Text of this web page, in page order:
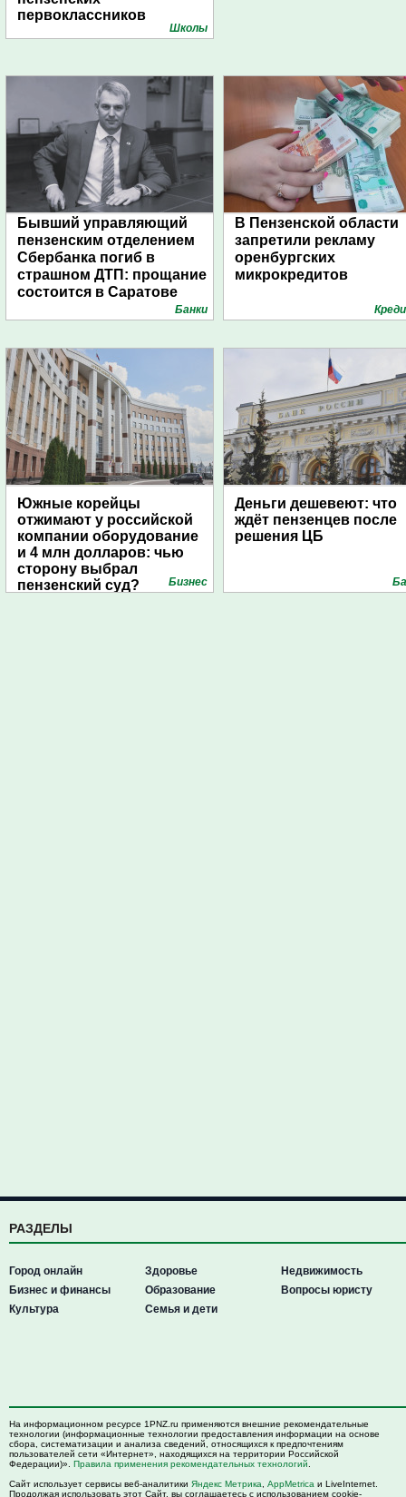
первоклассников
Школы
Бывший управляющий
пензенским отделением
Сбербанка погиб в
страшном ДТП: прощание
состоится в Саратове
Банки
В Пензенской области
запретили рекламу
оренбургских
микрокредитов
Южные корейцы
отжимают у российской
компании оборудование
и 4 млн долларов: чью
сторону выбрал
пензенский суд?
Бизнес
Деньги дешевеют: что
ждёт пензенцев после
решения ЦБ
РАЗДЕЛЫ
Город онлайн
Бизнес и финансы
Культура
Здоровье
Образование
Семья и дети
Недвижимость
Вопросы юристу
На информационном ресурсе 1PNZ.ru применяются внешние рекомендательные
технологии (информационные технологии предоставления информации на основе
сбора, систематизации и анализа сведений, относящихся к предпочтениям
пользователей сети «Интернет», находящихся на территории Российской
Федерации)». Правила применения рекомендательных технологий
Сайт использует сервисы веб-аналитики Яндекс Метрика AppMetrica и LiveInternet.
Продолжая использовать этот Сайт, вы соглашаетесь с использованием cookie-